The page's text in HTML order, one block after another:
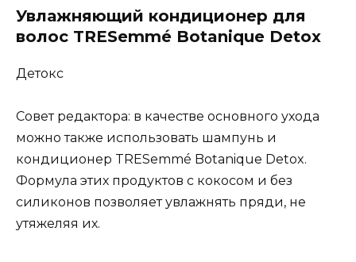
Увлажняющий кондиционер для
волос TRESemmé Botanique Detox
Детокс
Совет редактора: в качестве основного ухода
можно также использовать шампунь и
кондиционер TRESemmé Botanique Detox.
Формула этих продуктов с кокосом и без
силиконов позволяет увлажнять пряди, не
утяжеляя их.